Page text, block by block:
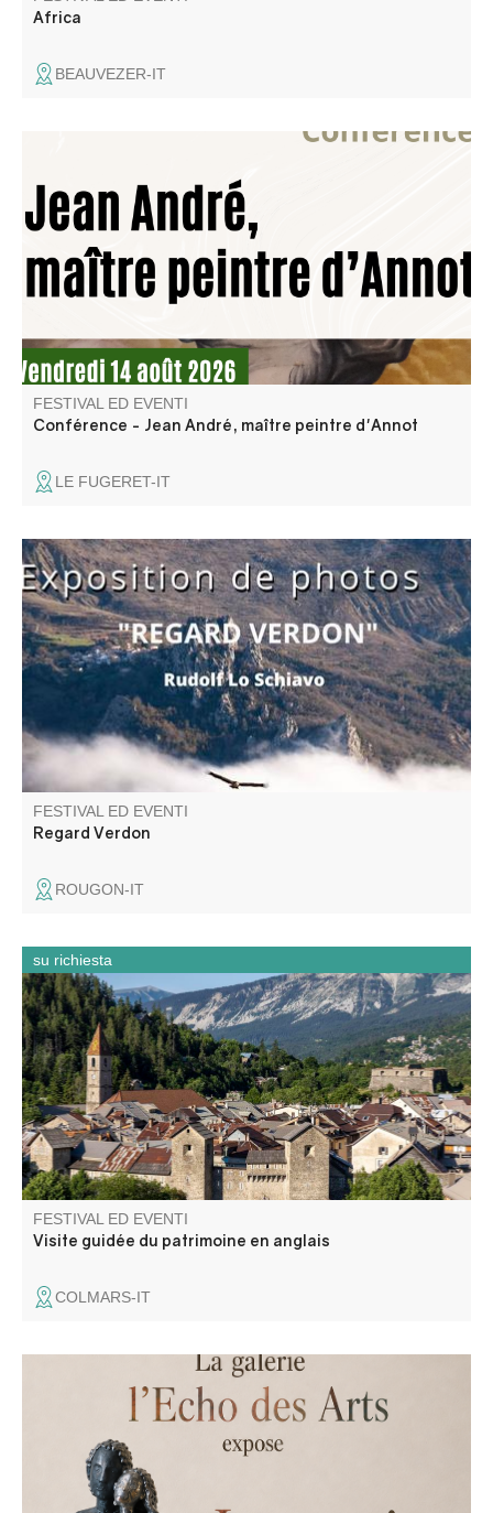
Africa
BEAUVEZER-IT
Jean André est un peintre du XVIIème siècle né à Annot
dont on sait peu de choses. Ce sont, en fin de compte, les
œuvres qu’il a laissées dans nos villages qui nous parlent
le mieux de lui. Un peintre de son temps…entre tradition
et modernité.
FESTIVAL ED EVENTI
Conférence - Jean André, maître peintre d'Annot
LE FUGERET-IT
Une superbe exposition photos de Rudolf Lo Schiavo.
FESTIVAL ED EVENTI
Regard Verdon
ROUGON-IT
Visite du patrimoine de Colmars (centre historique)
uniquement en anglais dès 4 personnes.
FESTIVAL ED EVENTI
Visite guidée du patrimoine en anglais
su richiesta
COLMARS-IT
La galleria "L'Echo des Arts" espone le opere degli artisti
di Vallauris: Véronique Disalvo, Amid Belatach e Soft.